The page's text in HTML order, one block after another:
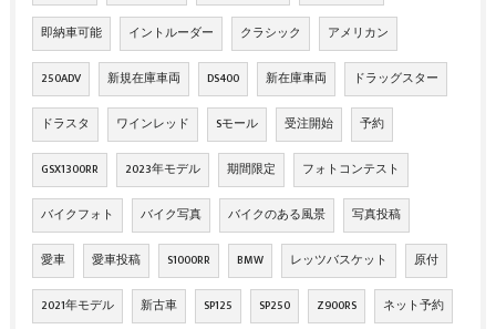
即納車可能 イントルーダー クラシック アメリカン
250ADV 新規在庫車両 DS400 新在庫車両 ドラッグスター
ドラスタ ワインレッド Sモール 受注開始 予約
GSX1300RR 2023年モデル 期間限定 フォトコンテスト
バイクフォト バイク写真 バイクのある風景 写真投稿
愛車 愛車投稿 S1000RR BMW レッツバスケット 原付
2021年モデル 新古車 SP125 SP250 Z900RS ネット予約